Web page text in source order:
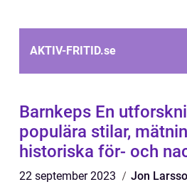
AKTIV-FRITID.se
Barnkeps En
populära stilar,
historiska för- och
22 september 2023 Jon